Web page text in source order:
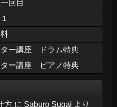
回目
ター講座 ドラム特典
ター講座 ピアノ特典
方 に Saburo Sugai より